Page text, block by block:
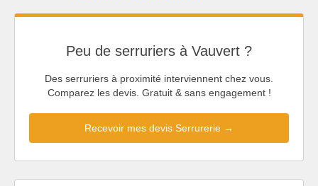
Peu de serruriers à Vauvert ?
Des serruriers à proximité interviennent chez vous.
Comparez les devis. Gratuit & sans engagement !
Recevoir mes devis Serrurerie →